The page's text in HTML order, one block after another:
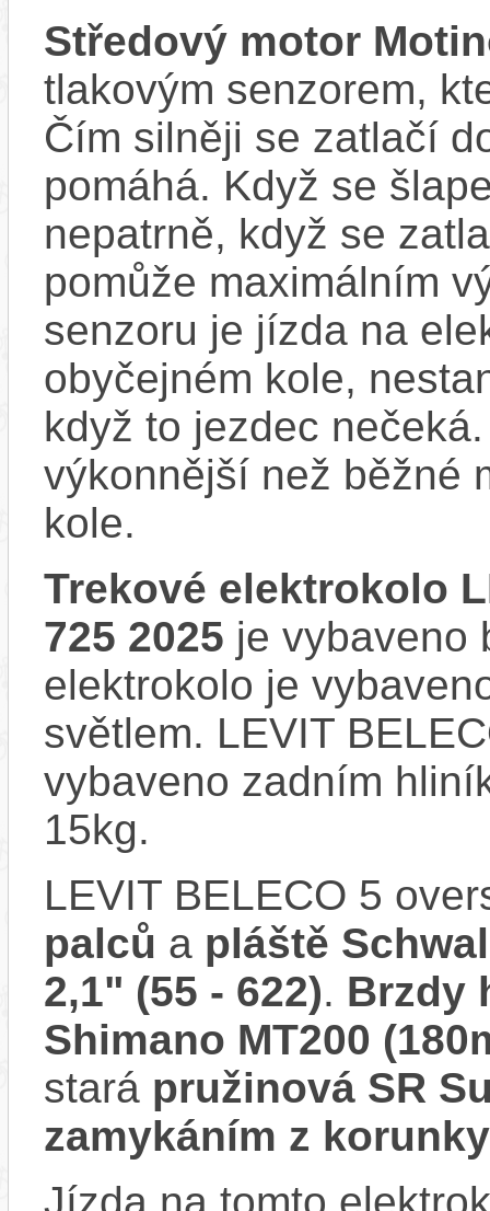
Středový motor
tlakovým senzorem,
Čím silněji se zatlačí
pomáhá. Když se
nepatrně, když se
pomůže maximálním
senzoru je jízda na
obyčejném kole,
když to jezdec
výkonnější než běžné
kole.
Trekové elektrokolo
725 2025 je vybaveno
elektrokolo je
světlem. LEVIT
vybaveno zadním
15kg.
LEVIT BELECO 5
palců a pláště
2,1" (55 - 622). Brzdy
Shimano MT200
stará pružinová SR
zamykáním z
Jízda na tomto